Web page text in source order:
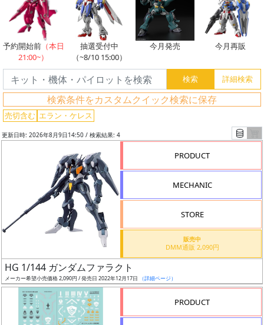
予約開始前（本日
21:00~）
抽選受付中
（~8/10 15:00）
今月発売 今月再販
検索条件をカスタムクイック検索に保存
売切含む エラン・ケレス
ー
ー
索
グ
ス
ー
ル
更新日時: 2026年8月9日14:50 / 検索結果: 4
PRODUCT
MECHANIC
STORE
販売中
DMM通販 2,090円
HG 1/144 ガンダムファラクト
メーカー希望小売価格 2,090円 / 発売日 2022年12月17日 （詳細ページ）
PRODUCT